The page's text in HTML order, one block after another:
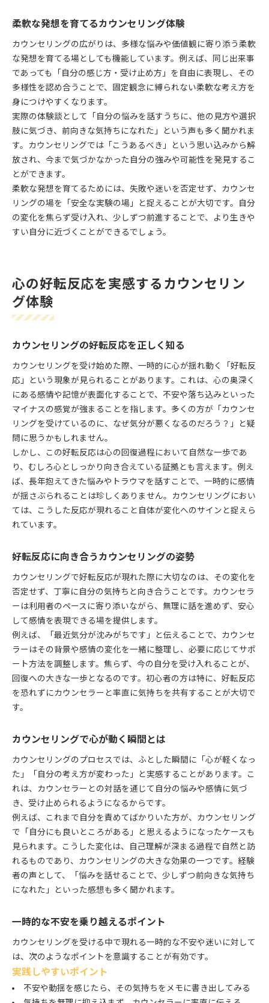
柔軟な発想を育てるカウンセリング体験
カウンセリングの広がりは、多様な悩みや価値観に寄り添う柔軟
な発想を育てる場としても機能しています。例えば、同じ出来事
であっても「自分の感じ方・受け止め方」を自由に表現し、その
多様性を認め合うことで、固定観念に縛られない柔軟な考え方を
身につけやすくなります。
実際の体験談として「自分の悩みを話すうちに、他の見方や選択
肢に気づき、前向きな気持ちになれた」という声も多く聞かれま
す。カウンセリングでは「こうあるべき」という思い込みから解
放され、今まで気づかなかった自分の強みや可能性を発見するこ
とができます。
柔軟な発想を育てるためには、失敗や迷いを否定せず、カウンセ
リングの場を「安全な実験の場」と捉えることが大切です。自分
の変化を焦らず受け入れ、少しずつ前進することで、より生きや
すい自分に近づくことができるでしょう。
心の好転反応を実感するカウンセリン
グ体験
カウンセリングの好転反応を正しく知る
カウンセリングを受け始めた際、一時的に心が揺れ動く「好転反
応」という現象が見られることがあります。これは、心の奥深く
にある感情や記憶が表面化することで、不安や落ち込みといった
マイナスの感覚が強まることを指します。多くの方が「カウンセ
リングを受けているのに、なぜ気分が悪くなるのだろう？」と疑
問に思うかもしれません。
しかし、この好転反応は心の回復過程において自然な一歩であ
り、むしろ心としっかり向き合えている証拠とも言えます。例え
ば、長年抱えてきた悩みやトラウマを話すことで、一時的に感情
が揺さぶられることは珍しくありません。カウンセリングにおい
ては、こうした反応が現れること自体が変化へのサインと捉えら
れています。
好転反応に向き合うカウンセリングの姿勢
カウンセリングで好転反応が現れた際に大切なのは、その変化を
否定せず、丁寧に自分の気持ちと向き合うことです。カウンセラ
ーは利用者のペースに寄り添いながら、無理に話を進めず、安心
して感情を表現できる場を提供します。
例えば、「最近気分が沈みがちです」と伝えることで、カウンセ
ラーはその背景や感情の変化を一緒に整理し、必要に応じてサポ
ート方法を調整します。焦らず、今の自分を受け入れることが、
回復への大きな一歩となるのです。初心者の方は特に、好転反応
を恐れずにカウンセラーと率直に気持ちを共有することが大切で
す。
カウンセリングで心が動く瞬間とは
カウンセリングのプロセスでは、ふとした瞬間に「心が軽くなっ
た」「自分の考え方が変わった」と実感することがあります。こ
れは、カウンセラーとの対話を通じて自分の悩みや感情に気づ
き、受け止められるようになるからです。
例えば、これまで自分を責めてばかりいた方が、カウンセリング
で「自分にも良いところがある」と思えるようになったケースも
見られます。こうした変化は、自己理解が深まる過程で自然と訪
れるものであり、カウンセリングの大きな効果の一つです。経験
者の声として、「悩みを話せることで、少しずつ前向きな気持ち
になれた」といった感想も多く聞かれます。
一時的な不安を乗り越えるポイント
カウンセリングを受ける中で現れる一時的な不安や迷いに対して
は、次のようなポイントを意識することが有効です。
実践しやすいポイント
不安や動揺を感じたら、その気持ちをメモに書き出してみる